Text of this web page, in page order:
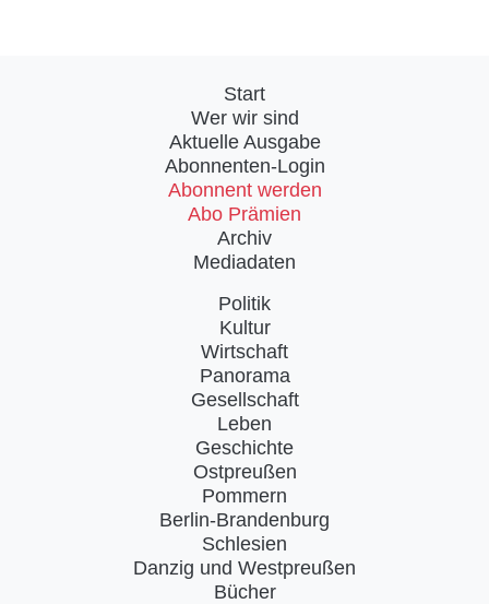
Start
Wer wir sind
Aktuelle Ausgabe
Abonnenten-Login
Abonnent werden
Abo Prämien
Archiv
Mediadaten
Politik
Kultur
Wirtschaft
Panorama
Gesellschaft
Leben
Geschichte
Ostpreußen
Pommern
Berlin-Brandenburg
Schlesien
Danzig und Westpreußen
Bücher